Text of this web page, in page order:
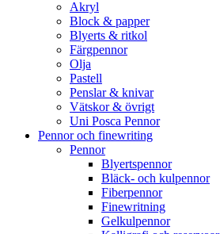
Akryl
Block & papper
Blyerts & ritkol
Färgpennor
Olja
Pastell
Penslar & knivar
Vätskor & övrigt
Uni Posca Pennor
Pennor och finewriting
Pennor
Blyertspennor
Bläck- och kulpennor
Fiberpennor
Finewritning
Gelkulpennor